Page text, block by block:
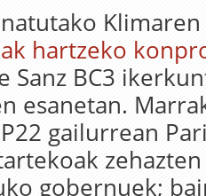
hartzeko
Sanz BC3
esanetan.
gailurrean
gobernuek;